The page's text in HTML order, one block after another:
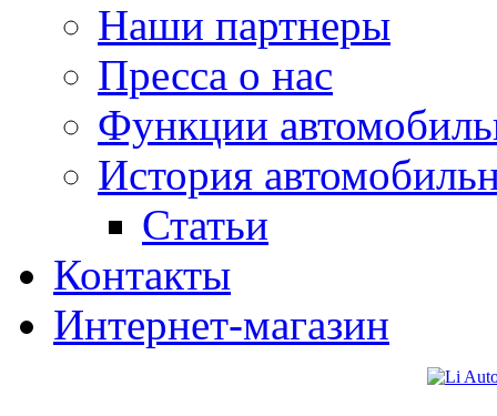
Наши партнеры
Пресса о нас
Функции
История
Статьи
Контакты
Интернет-магазин